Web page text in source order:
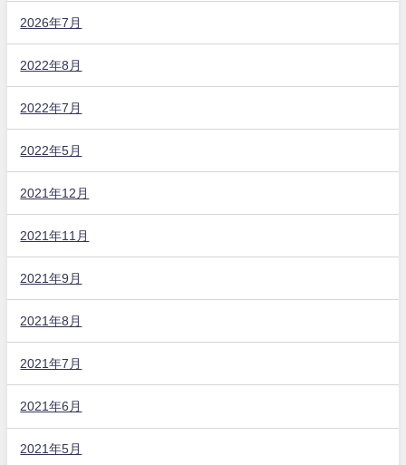
2026年7月
2022年8月
2022年7月
2022年5月
2021年12月
2021年11月
2021年9月
2021年8月
2021年7月
2021年6月
2021年5月